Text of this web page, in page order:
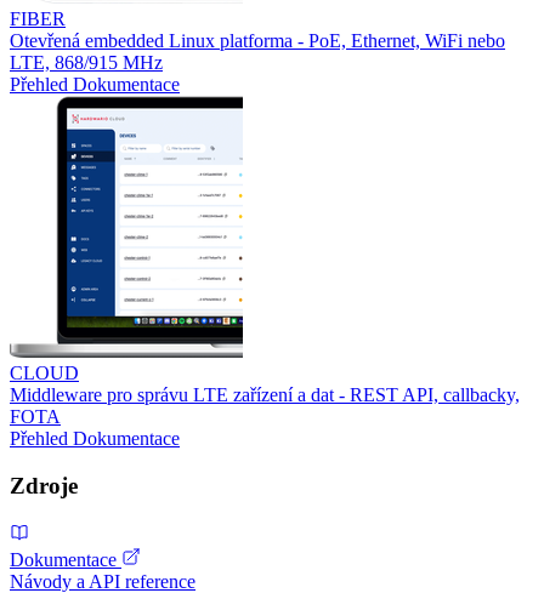
FIBER
Otevřená embedded Linux platforma - PoE, Ethernet, WiFi nebo
LTE, 868/915 MHz
Přehled Dokumentace
CLOUD
Middleware pro správu LTE zařízení a dat - REST API, callbacky,
FOTA
Přehled Dokumentace
Zdroje
Dokumentace
Návody a API reference